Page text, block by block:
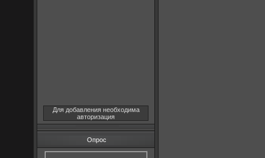
Для добавления необходима
авторизация
Опрос